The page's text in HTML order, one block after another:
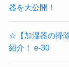
器を大公開！
☆【加湿器の掃
紹介！ e-30